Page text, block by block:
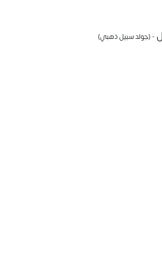
- (جولد سبيل ذهبي)